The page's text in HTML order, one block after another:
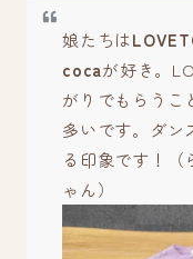
娘たちは
cocaが好き。
がりでもらうこ
多いです。ダン
る印象です！
ゃん）